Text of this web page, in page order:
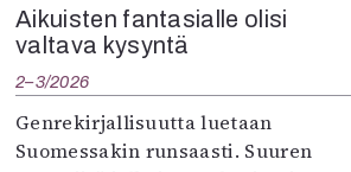
Aikuisten fantasialle olisi
valtava kysyntä
2–3/2026
Genrekirjallisuutta luetaan
Suomessakin runsaasti. Suuren